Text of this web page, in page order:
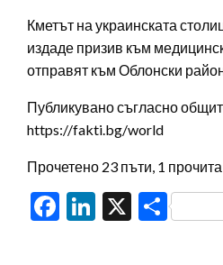
Кметът на украинската
издаде призив към
отправят към Облонски
Публикувано съгласно
https://fakti.bg/world
Прочетено 23 пъти, 1
Facebook
LinkedIn
X